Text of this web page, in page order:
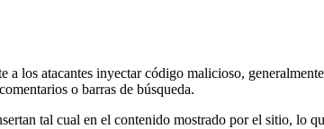
los atacantes inyectar código malicioso,
o barras de búsqueda.
tal cual en el contenido mostrado por el sitio, lo